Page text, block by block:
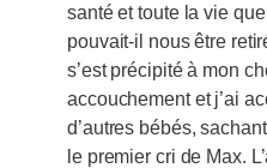
santé et toute la vie
pouvait-il nous être
s’est précipité à mon
accouchement et j’ai
d’autres bébés,
le premier cri de Max.